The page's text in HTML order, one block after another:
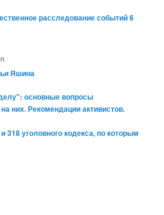
расследование событий 6
Яшина
основные вопросы
них. Рекомендации активистов.
318 уголовного кодекса, по которым